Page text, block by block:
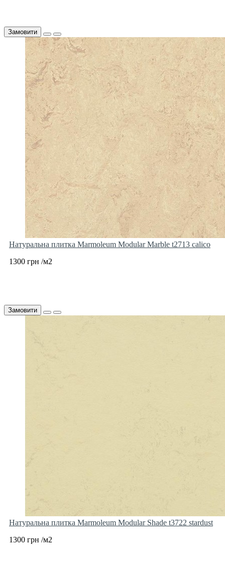
Замовити
Натуральна плитка Marmoleum Modular Marble t2713 calico
1300 грн /м2
Замовити
Натуральна плитка Marmoleum Modular Shade t3722 stardust
1300 грн /м2